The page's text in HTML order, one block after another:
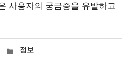
사용자의 궁금증을 유발하고
카정보